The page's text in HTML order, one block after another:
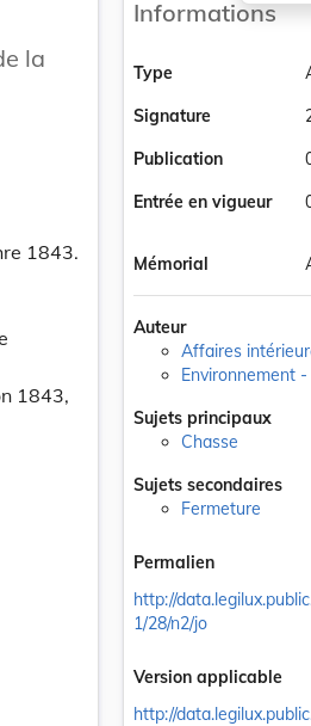
la
1843.
1843,
Informations
Type
Signature
Publication
Entrée en vigueur
Mémorial
Auteur
Affaires
Environnement
Sujets principaux
Chasse
Sujets secondaires
Fermeture
Permalien
http://
1/28/n2/jo
Version applicable
http://